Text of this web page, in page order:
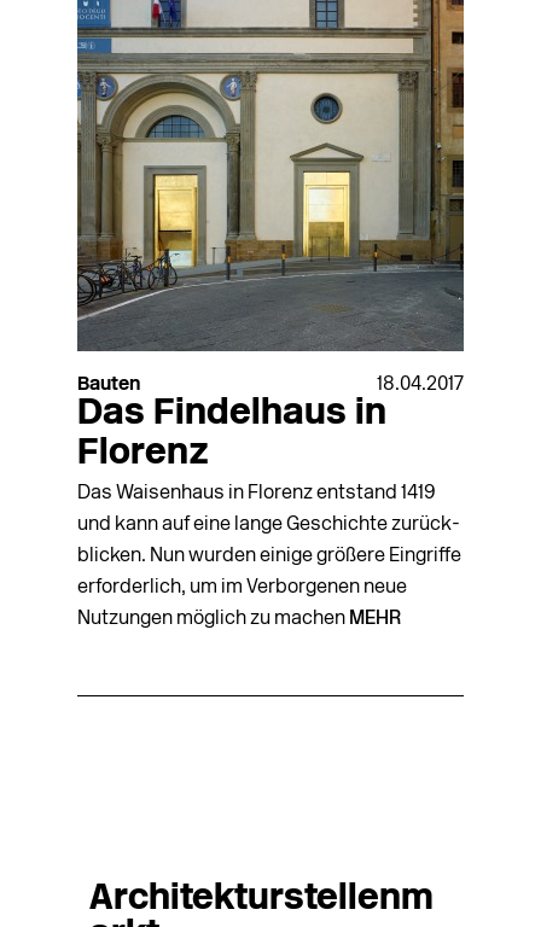
Bauten 18.04.2017
Das Findelhaus in
Florenz
Das Waisenhaus in Florenz entstand 1419
und kann auf eine lange Geschichte zurück­
blicken. Nun wurden einige größere Eingriffe
erforderlich, um im Verborgenen neue
Nutzungen möglich zu machen MEHR
Architekturstellenm